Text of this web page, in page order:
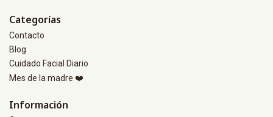
Categorías
Contacto
Blog
Cuidado Facial Diario
Mes de la madre ❤️
Información